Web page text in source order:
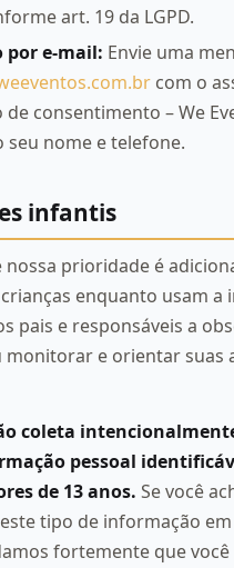
art. 19 da LGPD.
por e-mail: Envie uma
com o
de consentimento – We
nome e telefone.
infantis
prioridade é
enquanto usam a
pais e responsáveis a
e orientar suas
coleta
pessoal
de 13 anos. Se você
tipo de informação
fortemente que